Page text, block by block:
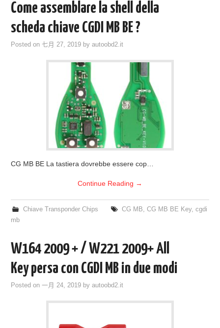
Come assemblare la shell della
scheda chiave CGDI MB BE ?
Posted on 七月 27, 2019 byautoobd2.it
CG MB BE La tastiera dovrebbe essere cop…
Continue Reading →
Chiave Transponder Chips CG MB, CG MB BE Key, cgdi
mb
W164 2009 + / W221 2009+ All
Key persa con CGDI MB in due modi
Posted on一月 24, 2019 byautoobd2.it